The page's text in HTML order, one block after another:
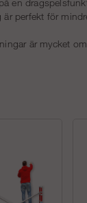
en
är perfekt för
är mycket